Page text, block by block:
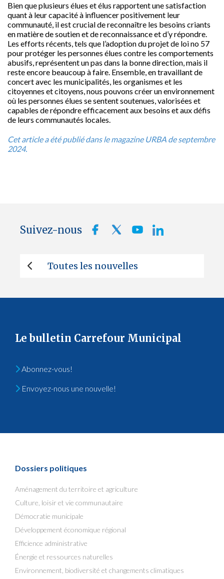
Bien que plusieurs élues et élus rapportent une satisfaction
quant à leur capacité à influencer positivement leur
communauté, il est crucial de reconnaître les besoins criants
en matière de soutien et de reconnaissance et d’y répondre.
Les efforts récents, tels que l’adoption du projet de loi no 57
pour protéger les personnes élues contre les comportements
abusifs, représentent un pas dans la bonne direction, mais il
reste encore beaucoup à faire. Ensemble, en travaillant de
concert avec les municipalités, les organismes et les
citoyennes et citoyens, nous pouvons créer un environnement
où les personnes élues se sentent soutenues, valorisées et
capables de répondre efficacement aux besoins et aux défis
de leurs communautés locales.
Cet article a été publié dans le magazine URBA de septembre
2024.
Suivez-nous
Toutes les nouvelles
Le bulletin Carrefour Municipal
Abonnez-vous!
Envoyez-nous une nouvelle!
Dossiers politiques
Aménagement du territoire et agriculture
Culture, loisir et vie communautaire
Démocratie municipale
Développement économique régional
Efficience administrative
Énergie et ressources naturelles
Environnement, biodiversité et changements climatiques